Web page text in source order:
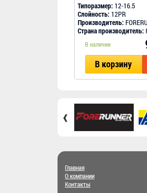
Типоразмер: 12-16.5
Слойность: 12PR
Производитель:
Страна производитель:
В наличии
В корзину
‹
Главная
О компании
Контакты